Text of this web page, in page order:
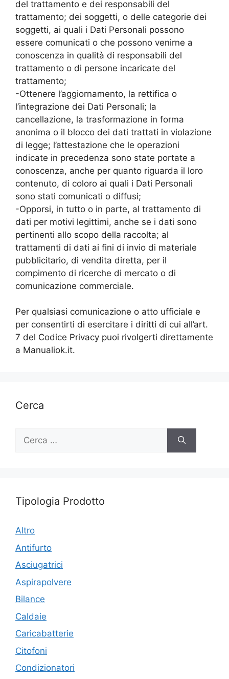
del trattamento e dei responsabili del
trattamento; dei soggetti, o delle categorie dei
soggetti, ai quali i Dati Personali possono
essere comunicati o che possono venirne a
conoscenza in qualità di responsabili del
trattamento o di persone incaricate del
trattamento;
-Ottenere l’aggiornamento, la rettifica o
l’integrazione dei Dati Personali; la
cancellazione, la trasformazione in forma
anonima o il blocco dei dati trattati in violazione
di legge; l’attestazione che le operazioni
indicate in precedenza sono state portate a
conoscenza, anche per quanto riguarda il loro
contenuto, di coloro ai quali i Dati Personali
sono stati comunicati o diffusi;
-Opporsi, in tutto o in parte, al trattamento di
dati per motivi legittimi, anche se i dati sono
pertinenti allo scopo della raccolta; al
trattamenti di dati ai fini di invio di materiale
pubblicitario, di vendita diretta, per il
compimento di ricerche di mercato o di
comunicazione commerciale.
Per qualsiasi comunicazione o atto ufficiale e
per consentirti di esercitare i diritti di cui all’art.
7 del Codice Privacy puoi rivolgerti direttamente
a Manualiok.it.
Cerca
Ricerca
Tipologia Prodotto
Altro
Antifurto
Asciugatrici
Aspirapolvere
Bilance
Caldaie
Caricabatterie
Citofoni
Condizionatori